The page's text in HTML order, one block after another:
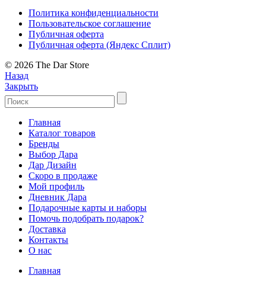
Политика конфиденциальности
Пользовательское соглашение
Публичная оферта
Публичная оферта (Яндекс Сплит)
© 2026 The Dar Store
Назад
Закрыть
Главная
Каталог товаров
Бренды
Выбор Дара
Дар Дизайн
Скоро в продаже
Мой профиль
Дневник Дара
Подарочные карты и наборы
Помочь подобрать подарок?
Доставка
Контакты
О нас
Главная